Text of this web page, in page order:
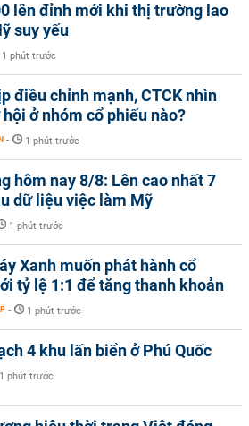
lên đỉnh mới khi thị trường lao
suy yếu
1 phút trước
điều chỉnh mạnh, CTCK nhìn
ở nhóm cổ phiếu nào?
- 1 phút trước
hôm nay 8/8: Lên cao nhất 7
dữ liệu việc làm Mỹ
1 phút trước
Xanh muốn phát hành cổ
tỷ lệ 1:1 để tăng thanh khoản
- 1 phút trước
4 khu lấn biển ở Phú Quốc
1 phút trước